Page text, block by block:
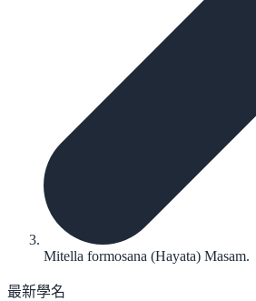
Mitella formosana (Hayata) Masam.
最新學名